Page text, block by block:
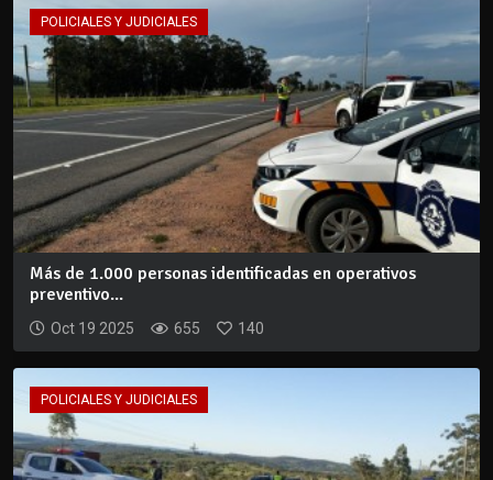
POLICIALES Y JUDICIALES
Más de 1.000 personas identificadas en operativos
preventivo...
Oct 19 2025 655 140
POLICIALES Y JUDICIALES